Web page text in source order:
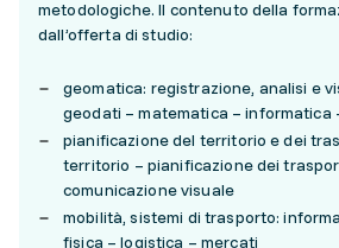
metodologiche. Il contenuto della
dall’offerta di studio:
geomatica: registrazione, analisi e
geodati – matematica – informatica
pianificazione del territorio e dei
territorio – pianificazione dei
comunicazione visuale
mobilità, sistemi di trasporto:
fisica – logistica – mercati